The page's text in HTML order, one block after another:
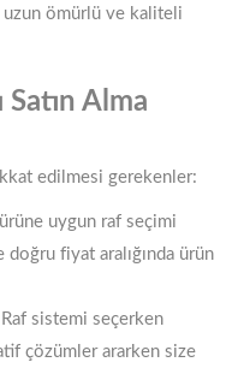
uzun ömürlü ve kaliteli
Satın Alma
edilmesi gerekenler:
uygun raf seçimi
fiyat aralığında ürün
sistemi seçerken
çözümler ararken size